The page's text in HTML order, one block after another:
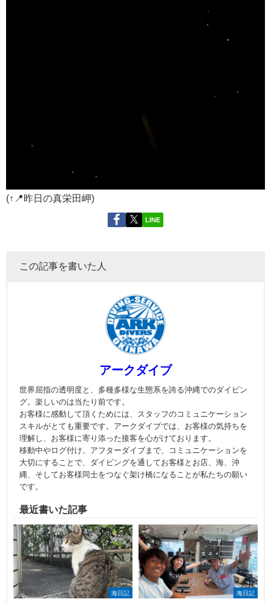
(↑📍昨日の真栄田岬)
LINE
この記事を書いた人
アークダイブ
世界屈指の透明度と、多種多様な生態系を誇る沖縄でのダイビン
グ。楽しいのは当たり前です。
お客様に感動して頂くためには、スタッフのコミュニケーション
スキルがとても重要です。アークダイブでは、お客様の気持ちを
理解し、お客様に寄り添った接客を心がけております。
移動中やログ付け、アフターダイブまで、コミュニケーションを
大切にすることで、ダイビングを通してお客様とお店、海、沖
縄、そしてお客様同士をつなぐ架け橋になることが私たちの願い
です。
最近書いた記事
海日記 海日記